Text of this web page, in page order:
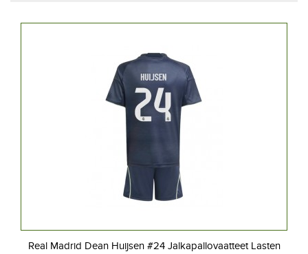
Real Madrid Dean Huijsen #24 Jalkapallovaatteet Lasten